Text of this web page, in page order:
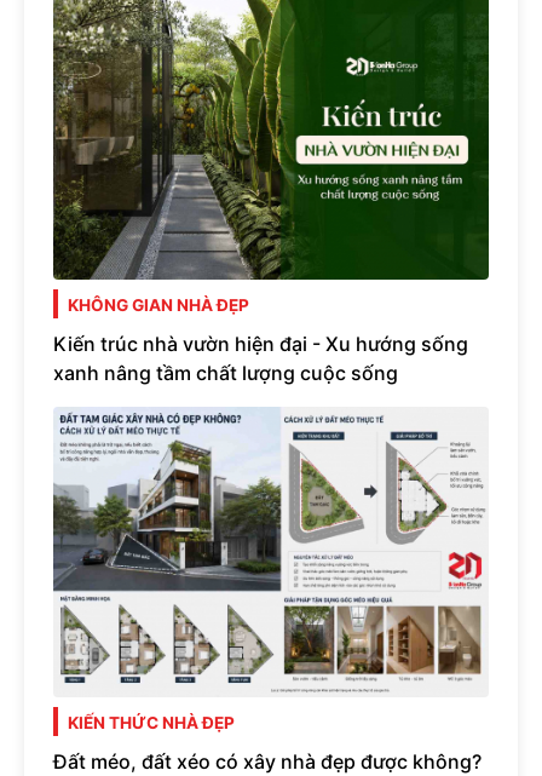
KHÔNG GIAN NHÀ ĐẸP
Kiến trúc nhà vườn hiện đại - Xu hướng sống
xanh nâng tầm chất lượng cuộc sống
KIẾN THỨC NHÀ ĐẸP
Đất méo, đất xéo có xây nhà đẹp được không?